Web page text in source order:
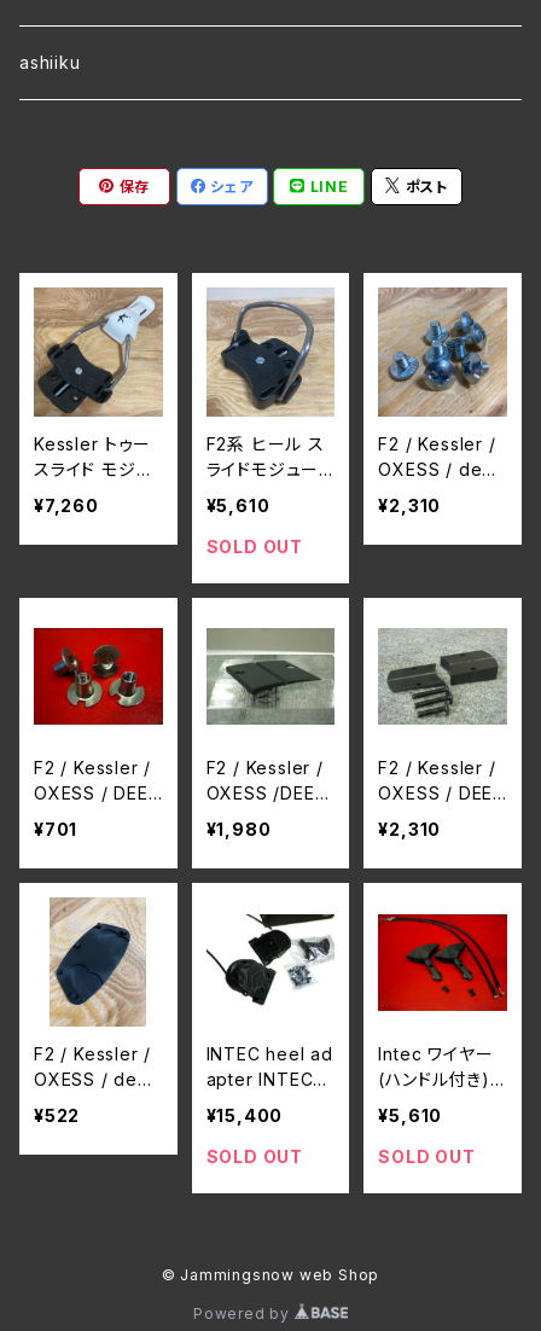
ワラーチwebオーダー
ashiiku
保存 シェア LINE ポスト
Kessler トゥー
スライド モジュ
ール (F2系共
通)
¥7,260
F2系 ヒール ス
ライドモジュー
ル
¥5,610
SOLD OUT
F2 / Kessler /
OXESS / deel
uxe binding 共
通 insert scr
ews Alu (M6 ×
ト)
¥2,310
F2 / Kessler /
OXESS / DEEL
UXE binding
uts 1本
¥701
F2 / Kessler /
OXESS /DEEL
UXE binding
共通 Canting
Wedges ３°
¥1,980
F2 / Kessler /
OXESS / DEEL
UXE binding
共通 Toe / H
eel Lift
¥2,310
F2 / Kessler /
OXESS / deel
uxe / Mountai
g 共通 Dampi
¥522
INTEC heel ad
apter INTEC社
製
¥15,400
SOLD OUT
Intec ワイヤー
(ハンドル付き)2
本セット
¥5,610
SOLD OUT
© Jammingsnow web Shop
Powered by